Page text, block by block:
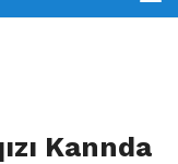
Kannda